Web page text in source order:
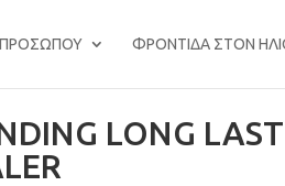
ΠΡΟΣΏΠΟΥ ΦΡΟΝΤΊΔΑ ΣΤΟΝ
LONG